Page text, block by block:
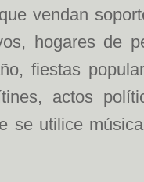
vendan
hogares de
fiestas
actos
se utilice